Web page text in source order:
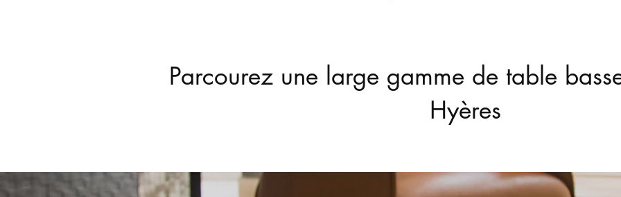
Parcourez une large gamme de table
Hyères